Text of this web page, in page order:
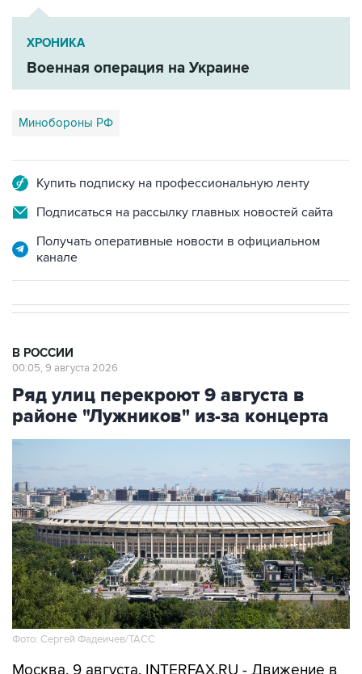
ХРОНИКА
Военная операция на Украине
Минобороны РФ
Купить подписку на профессиональную ленту
Подписаться на рассылку главных новостей сайта
Получать оперативные новости в официальном
канале
В РОССИИ
00:05, 9 августа 2026
Ряд улиц перекроют 9 августа в
районе "Лужников" из-за концерта
Фото: Сергей Фадеичев/ТАСС